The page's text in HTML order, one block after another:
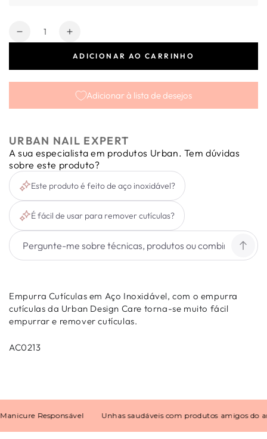
Quantidade
Diminuir
Holo
Aço
Inoxidável
Aumentar
quantidade
Cutículas
Holo
Aço
Inoxidável
ADICIONAR AO CARRINHO
Adicionar à lista de desejos
URBAN NAIL EXPERT
A sua especialista em produtos Urban. Tem dúvidas
sobre este produto?
Este produto é feito de aço inoxidável?
É fácil de usar para remover cutículas?
Empurra Cutículas em Aço Inoxidável, com o empurra
cutículas da Urban Design Care torna-se muito fácil
empurrar e remover cutículas.
AC0213
Responsável Unhas saudáveis com produtos amigos do